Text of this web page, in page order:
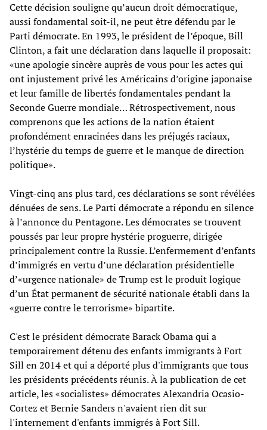
Cette décision souligne qu’aucun droit démocratique,
aussi fondamental soit-il, ne peut être défendu par le
Parti démocrate. En 1993, le président de l’époque, Bill
Clinton, a fait une déclaration dans laquelle il proposait:
«une apologie sincère auprès de vous pour les actes qui
ont injustement privé les Américains d’origine japonaise
et leur famille de libertés fondamentales pendant la
Seconde Guerre mondiale… Rétrospectivement, nous
comprenons que les actions de la nation étaient
profondément enracinées dans les préjugés raciaux,
l’hystérie du temps de guerre et le manque de direction
politique».
Vingt-cinq ans plus tard, ces déclarations se sont révélées
dénuées de sens. Le Parti démocrate a répondu en silence
à l’annonce du Pentagone. Les démocrates se trouvent
poussés par leur propre hystérie proguerre, dirigée
principalement contre la Russie. L’enfermement d’enfants
d’immigrés en vertu d’une déclaration présidentielle
d’«urgence nationale» de Trump est le produit logique
d’un État permanent de sécurité nationale établi dans la
«guerre contre le terrorisme» bipartite.
C'est le président démocrate Barack Obama qui a
temporairement détenu des enfants immigrants à Fort
Sill en 2014 et qui a déporté plus d'immigrants que tous
les présidents précédents réunis. À la publication de cet
article, les «socialistes» démocrates Alexandria Ocasio-
Cortez et Bernie Sanders n'avaient rien dit sur
l'internement d'enfants immigrés à Fort Sill.